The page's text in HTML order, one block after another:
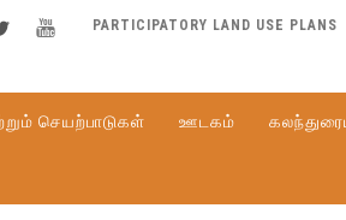
PARTICIPATORY LAND USE PLANS
செயற்பாடுகள் ஊடகம்